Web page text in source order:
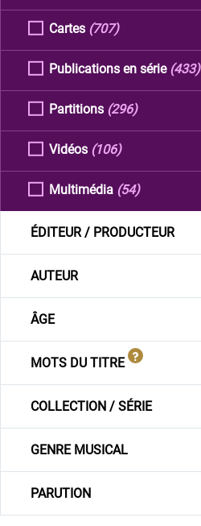
Cartes (707)
Publications en série (433)
Partitions (296)
Vidéos (106)
Multimédia (54)
ÉDITEUR / PRODUCTEUR
AUTEUR
ÂGE
MOTS DU TITRE
COLLECTION / SÉRIE
GENRE MUSICAL
PARUTION